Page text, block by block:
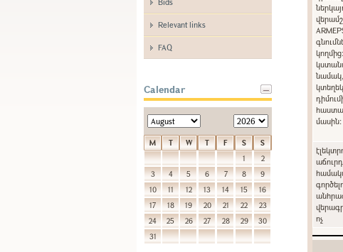
Relevant links
FAQ
Calendar
M T W T F S
S
1
2
3
4 5 6 7 8
9
10
11 12 13 14 15
16
17
18 19 20 21 22
23
24
25 26 27 28 29
30
31
մասին:
ոչ